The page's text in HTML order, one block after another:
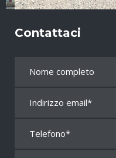
Contattaci